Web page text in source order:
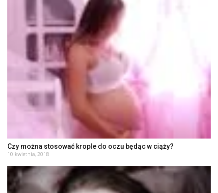
Czy można stosować krople do oczu będąc w ciąży?
10 kwietnia, 2018